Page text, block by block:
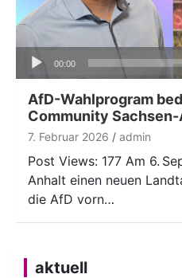
Audio-
Player
00:00
AfD-Wahlprogram
Community
7. Februar 2026 admin
Post Views: 177 Am 6.
Anhalt einen neuen
die AfD vorn…
aktuell